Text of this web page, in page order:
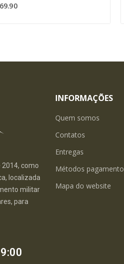
como
localizada
militar
para
INFORMAÇÕES
Quem somos
Contatos
Entregas
Métodos pagamento
Mapa do website